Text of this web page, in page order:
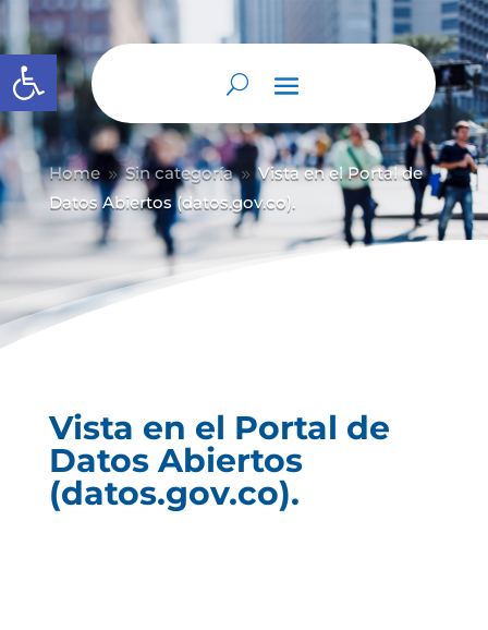
Abrir barra de herramientas
Home 9 Sin categoría 9 Vista en el Portal de
Datos Abiertos (datos.gov.co).
Vista en el Portal de
Datos Abiertos
(datos.gov.co).